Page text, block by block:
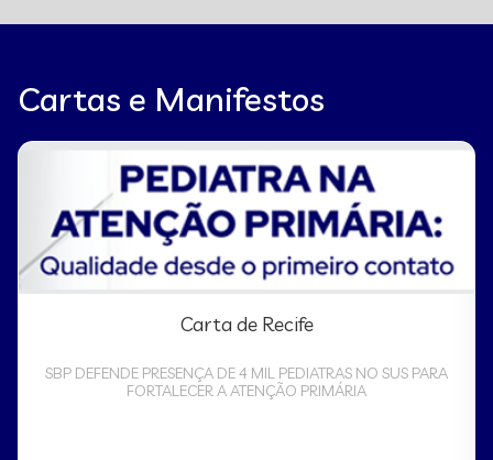
Cartas e Manifestos
Carta de Recife
SBP DEFENDE PRESENÇA DE 4 MIL PEDIATRAS NO SUS PARA
FORTALECER A ATENÇÃO PRIMÁRIA